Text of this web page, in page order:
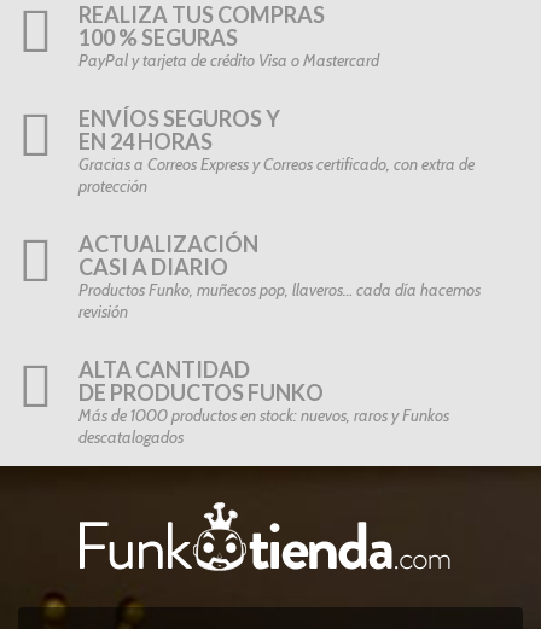
REALIZA TUS COMPRAS
100 % SEGURAS
PayPal y tarjeta de crédito Visa o Mastercard
ENVÍOS SEGUROS Y
EN 24 HORAS
Gracias a Correos Express y Correos certificado, con extra de
protección
ACTUALIZACIÓN
CASI A DIARIO
Productos Funko, muñecos pop, llaveros… cada día hacemos
revisión
ALTA CANTIDAD
DE PRODUCTOS FUNKO
Más de 1000 productos en stock: nuevos, raros y Funkos
descatalogados